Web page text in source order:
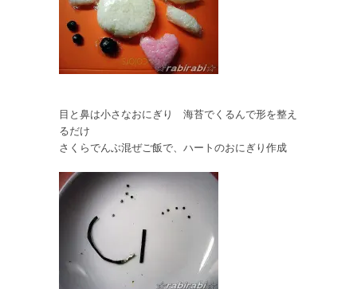
目と鼻は小さなおにぎり 海苔でくるんで形を整え
るだけ
さくらでんぶ混ぜご飯で、ハートのおにぎり作成